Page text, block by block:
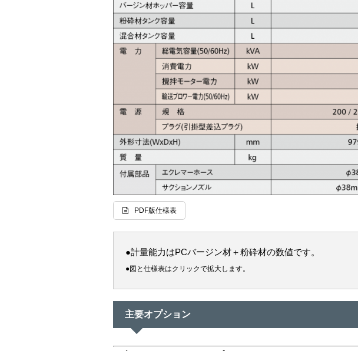
PDF版仕様表
●計量能力はPCバージン材＋粉砕材の数値です。
●図と仕様表はクリックで拡大します。
主要オプション